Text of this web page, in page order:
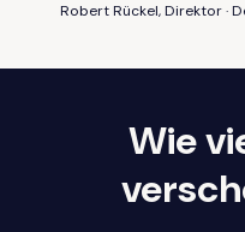
Robert Rückel, Direktor ·
Wie